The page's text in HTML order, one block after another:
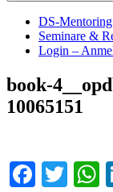
DS-
Seminare &
Login –
book-
10065151